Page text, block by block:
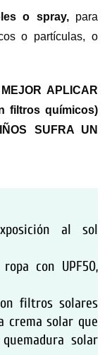
o spray,para
o partículas, o
APLICAR
filtros químicos)
SUFRA UN
al sol
con UPF50,
filtros solares
crema solar que
solar